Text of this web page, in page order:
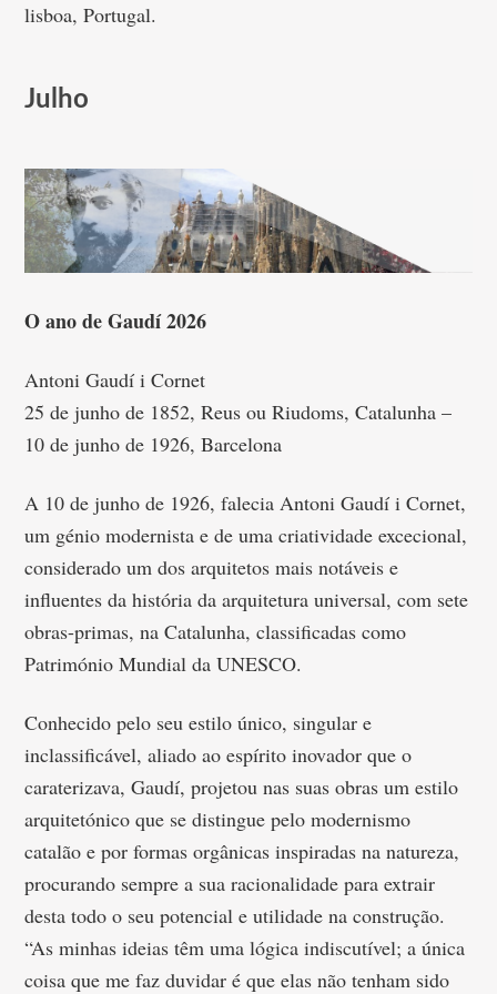
lisboa, Portugal.
Julho
O ano de Gaudí 2026
Antoni Gaudí i Cornet
25 de junho de 1852, Reus ou Riudoms, Catalunha –
10 de junho de 1926, Barcelona
A 10 de junho de 1926, falecia Antoni Gaudí i Cornet,
um génio modernista e de uma criatividade excecional,
considerado um dos arquitetos mais notáveis e
influentes da história da arquitetura universal, com sete
obras-primas, na Catalunha, classificadas como
Património Mundial da UNESCO.
Conhecido pelo seu estilo único, singular e
inclassificável, aliado ao espírito inovador que o
caraterizava, Gaudí, projetou nas suas obras um estilo
arquitetónico que se distingue pelo modernismo
catalão e por formas orgânicas inspiradas na natureza,
procurando sempre a sua racionalidade para extrair
desta todo o seu potencial e utilidade na construção.
“As minhas ideias têm uma lógica indiscutível; a única
coisa que me faz duvidar é que elas não tenham sido